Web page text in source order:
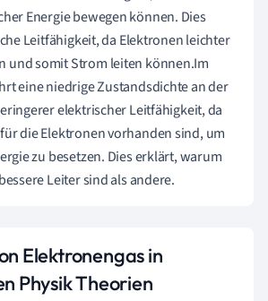
Energie bewegen können. Dies
Leitfähigkeit, da Elektronen leichter
und somit Strom leiten können.Im
eine niedrige Zustandsdichte an der
elektrischer Leitfähigkeit, da
die Elektronen vorhanden sind, um
zu besetzen. Dies erklärt, warum
Leiter sind als andere.
Elektronengas in
Physik Theorien